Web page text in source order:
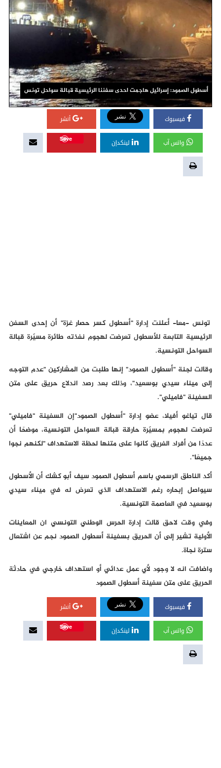
أسطول الصمود: إسرائيل هاجمت احدى سفننا الرئيسية قبالة سواحل تونس
فيسبوك أنشر
واتس آب لينكدإن
Save
تونس -معا- أعلنت إدارة "أسطول كسر حصار غزة" أن إحدى السفن
الرئيسية التابعة للأسطول تعرضت لهجوم نفذته طائرة مسيّرة قبالة
السواحل التونسية.
وقالت لجنة "أسطول الصمود" إنها طلبت من المشاركين "عدم التوجه
إلى ميناء سيدي بوسعيد"، وذلك بعد رصد اندلاع حريق على متن
السفينة "فاميلي".
قال تياغو أفيلا، عضو إدارة "أسطول الصمود"إن السفينة "فاميلي"
تعرضت لهجوم بمسيّرة حارقة قبالة السواحل التونسية، موضحًا أن
عددًا من أفراد الفريق كانوا على متنها لحظة الاستهداف "لكنهم نجوا
جميعًا".
أكد الناطق الرسمي باسم أسطول الصمود سيف أبو كشك أن الأسطول
سيواصل إبحاره رغم الاستهداف الذي تعرض له في ميناء سيدي
بوسعيد في العاصمة التونسية.
وفي وقت لاحق قالت إدارة الحرس الوطني التونسي ان المعاينات
الأولية تشير إلى أن الحريق بسفينة أسطول الصمود نجم عن اشتعال
سترة نجاة.
واضافت انه لا وجود لأي عمل عدائي أو استهداف خارجي في حادثة
الحريق على متن سفينة أسطول الصمود
فيسبوك أنشر
واتس آب لينكدإن
Save